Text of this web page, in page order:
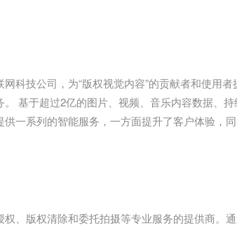
科技公司，为“版权视觉内容”的贡献者和使用
基于超过2亿的图片、视频、音乐内容数据、
一系列的智能服务，一方面提升了客户体验，
、版权清除和委托拍摄等专业服务的提供商。